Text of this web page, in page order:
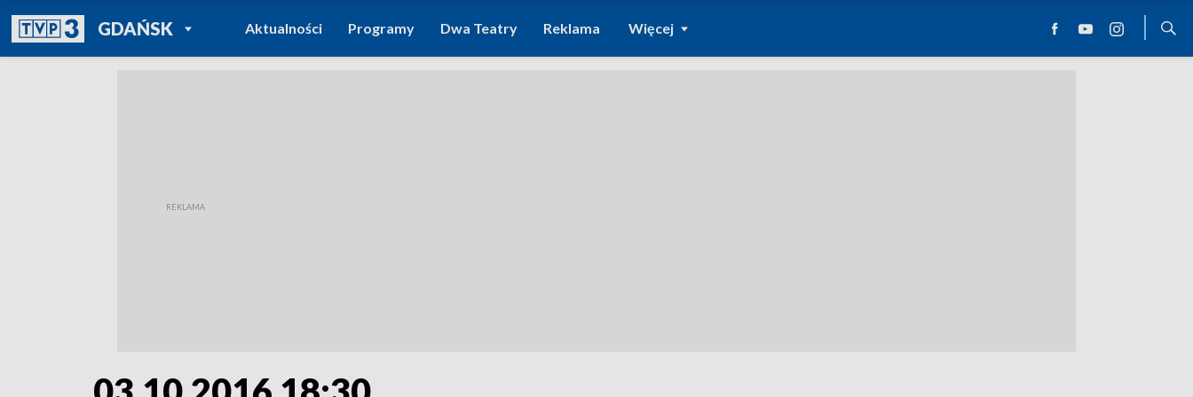
GDAŃSKPOWRÓT DO
TVP REGIONY
Aktualności Programy Dwa Teatry Reklama Więcej